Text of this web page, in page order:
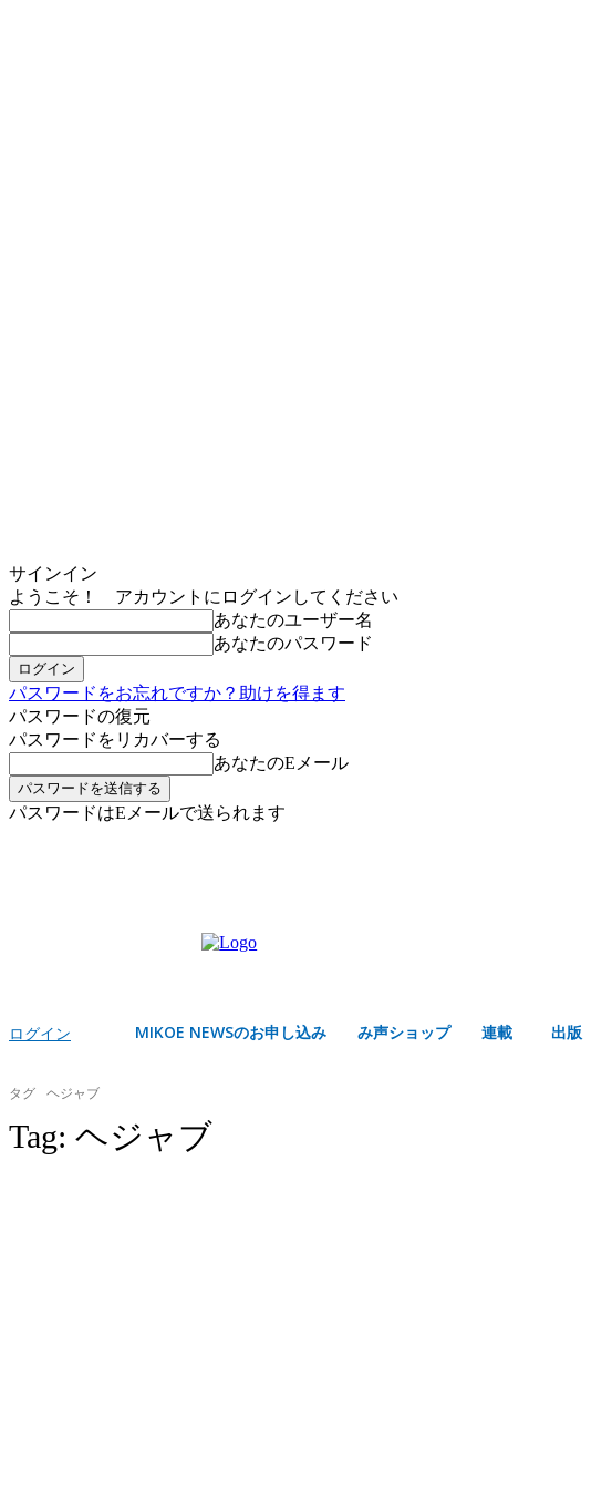
サインイン
ようこそ！ アカウントにログインしてください
あなたのユーザー名
あなたのパスワード
パスワードをお忘れですか？助けを得ます
パスワードの復元
パスワードをリカバーする
あなたのEメール
パスワードはEメールで送られます
ログイン MIKOE NEWSのお申し込み み声ショップ 連載 出版
タグ ヘジャブ
Tag: ヘジャブ